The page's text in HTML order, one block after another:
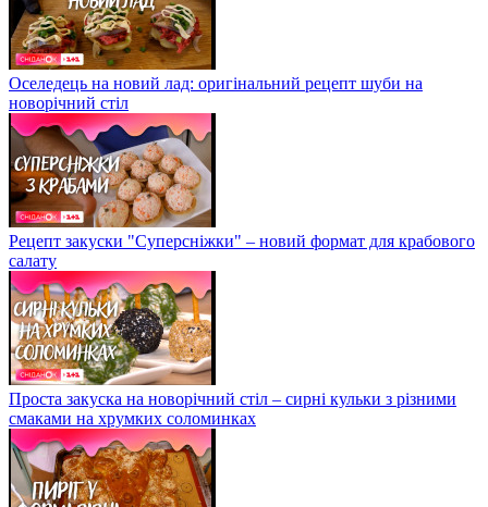
Оселедець на новий лад: оригінальний рецепт шуби на
новорічний стіл
Рецепт закуски "Суперсніжки" – новий формат для крабового
салату
Проста закуска на новорічний стіл – сирні кульки з різними
смаками на хрумких соломинках